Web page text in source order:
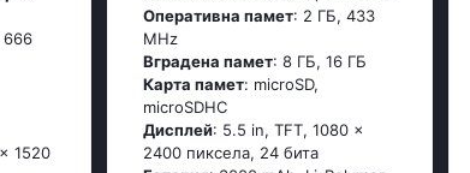
666
1520
Оперативна памет: 2 ГБ, 433
MHz
Вградена памет: 8 ГБ, 16 ГБ
Карта памет: microSD,
microSDHC
Дисплей: 5.5 in, TFT, 1080 x
2400 пиксела, 24 бита